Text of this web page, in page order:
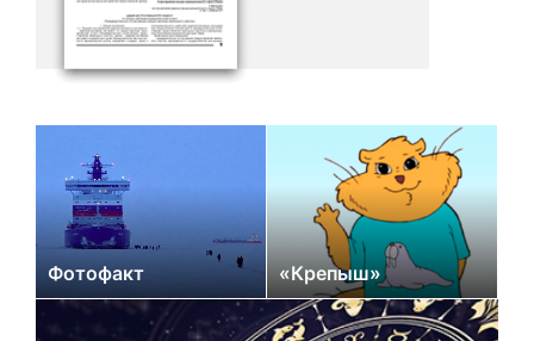
Фотофакт «Крепыш»